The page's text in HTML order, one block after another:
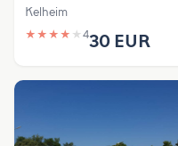
Kelheim
★ ★ ★ ★ ★ 430 EUR